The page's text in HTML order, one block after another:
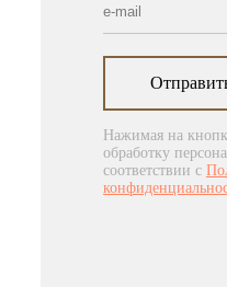
Нажимая на
обработку
соответствии с